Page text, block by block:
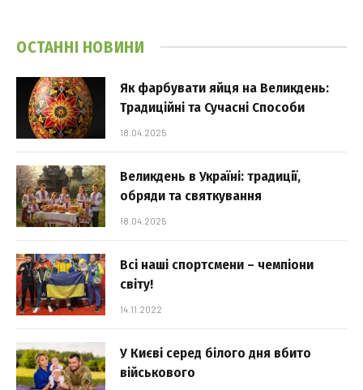
ОСТАННІ НОВИНИ
Як фарбувати яйця на Великдень:
Традиційні та Сучасні Способи
18.04.2025
Великдень в Україні: традиції,
обряди та святкування
18.04.2025
Всі наші спортсмени – чемпіони
світу!
14.11.2022
У Києві серед білого дня вбито
військового